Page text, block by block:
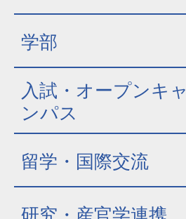
学部
入試・オープンキャ
ンパス
留学・国際交流
研究・産官学連携